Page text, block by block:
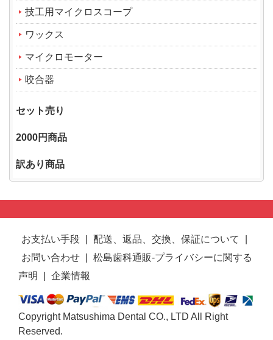
技工用マイクロスコープ
ワックス
マイクロモーター
咬合器
セット売り
2000円商品
訳あり商品
お支払い手段 配送、返品、交換、保証について
お問い合わせ
松島歯科通販-プライバシーに関する
声明
企業情報
Copyright Matsushima Dental CO., LTD All Right
Reserved.